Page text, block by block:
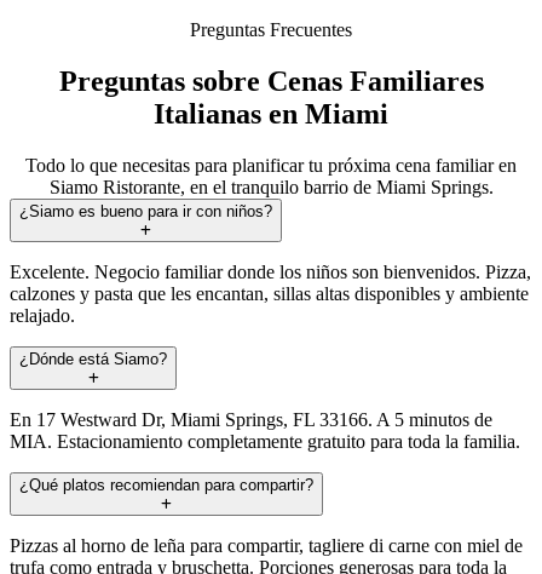
Preguntas Frecuentes
Preguntas sobre Cenas Familiares
Italianas en Miami
Todo lo que necesitas para planificar tu próxima cena familiar en
Siamo Ristorante, en el tranquilo barrio de Miami Springs.
¿Siamo es bueno para ir con niños?
Excelente. Negocio familiar donde los niños son bienvenidos. Pizza,
calzones y pasta que les encantan, sillas altas disponibles y ambiente
relajado.
¿Dónde está Siamo?
En 17 Westward Dr, Miami Springs, FL 33166. A 5 minutos de
MIA. Estacionamiento completamente gratuito para toda la familia.
¿Qué platos recomiendan para compartir?
Pizzas al horno de leña para compartir, tagliere di carne con miel de
trufa como entrada y bruschetta. Porciones generosas para toda la